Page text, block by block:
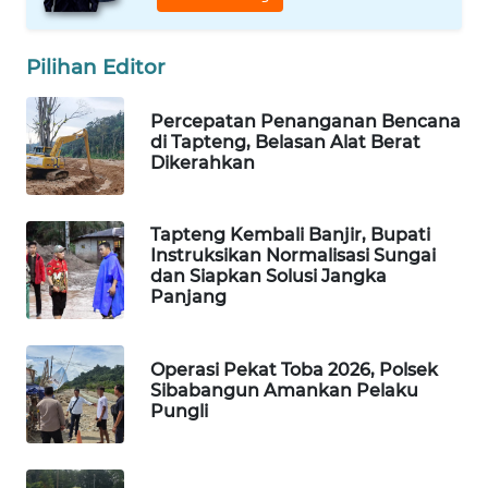
Pilihan Editor
Percepatan Penanganan Bencana
di Tapteng, Belasan Alat Berat
Dikerahkan
Tapteng Kembali Banjir, Bupati
Instruksikan Normalisasi Sungai
dan Siapkan Solusi Jangka
Panjang
Operasi Pekat Toba 2026, Polsek
Sibabangun Amankan Pelaku
Pungli
ID
MAWAKA
MARTABAT
NET
PLN
WATCH
MKLI
LPKKI
LKKI
KOPEKLIN